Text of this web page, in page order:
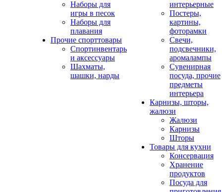
Наборы для
игры в песок
Наборы для
плавания
Прочие спорттовары
Спортинвентарь
и аксессуары
Шахматы,
шашки, нарды
интерьерные
Постеры,
картины,
фоторамки
Свечи,
подсвечники,
аромалампы
Сувенирная
посуда, прочие
предметы
интерьера
Карнизы, шторы,
жалюзи
Жалюзи
Карнизы
Шторы
Товары для кухни
Консервация
Хранение
продуктов
Посуда для